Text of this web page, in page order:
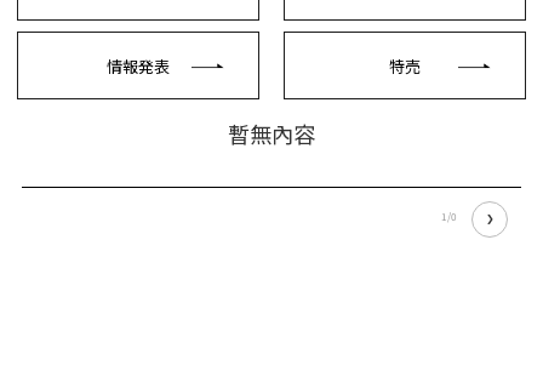
情報発表 特売
暫無內容
1/0 ❯